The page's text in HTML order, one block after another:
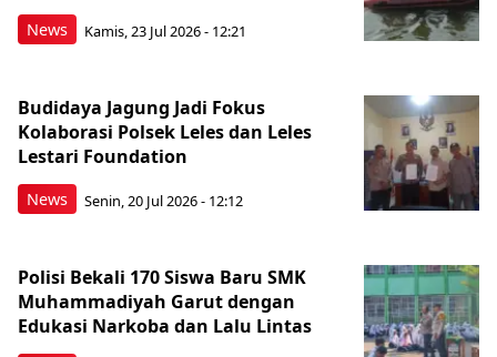
News Kamis, 23 Jul 2026 - 12:21
News
Budidaya Jagung Jadi Fokus
Kolaborasi Polsek Leles dan Leles
Lestari Foundation
Senin, 20 Jul 2026 - 12:12
Polisi Bekali 170 Siswa Baru SMK
Muhammadiyah Garut dengan
Edukasi Narkoba dan Lalu Lintas